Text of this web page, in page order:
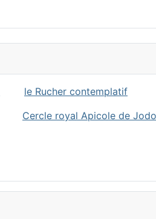
le Rucher contemplatif
Cercle royal Apicole de